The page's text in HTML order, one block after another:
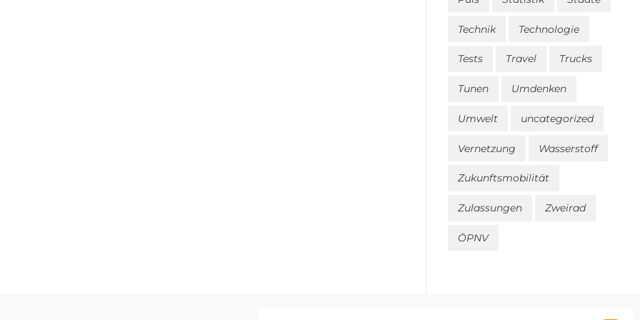
Technik Technologie
Tests Travel Trucks
Tunen Umdenken
Umwelt uncategorized
Vernetzung Wasserstoff
Zukunftsmobilität
Zulassungen Zweirad
ÖPNV